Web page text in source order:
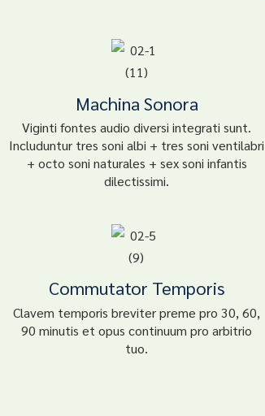
Machina Sonora
Viginti fontes audio diversi integrati sunt.
Includuntur tres soni albi + tres soni ventilabri
+ octo soni naturales + sex soni infantis
dilectissimi.
Commutator Temporis
Clavem temporis breviter preme pro 30, 60,
90 minutis et opus continuum pro arbitrio
tuo.